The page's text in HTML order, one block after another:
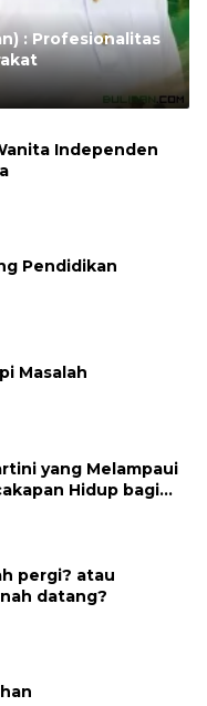
Independen
Pendidikan
Masalah
yang Melampaui
pergi? atau
datang?